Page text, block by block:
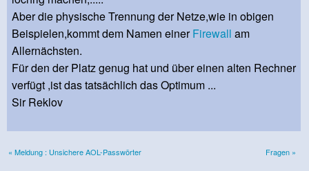
Aber die physische Trennung der Netze,wie in obigen
Beispielen,kommt dem Namen einerFirewall am
Allernächsten.
Für den der Platz genug hat und über einen alten Rechner
verfügt ,ist das tatsächlich das Optimum ...
Sir Reklov
« Meldung : Unsichere AOL-Passwörter Fragen »